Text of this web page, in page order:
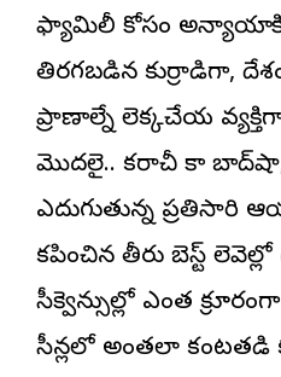
ఫ్యామిలీ కోసం
తిరగబడిన కుర్రాడిగా,
ప్రాణాల్నే లెక్కచేయని
మొదలై.. కరాచీ కా బాద్‌షా,
ఎదుగుతున్న ప్రతిసారి
కనిపించిన తీరు బెస్ట్
సీక్వెన్సుల్లో ఎంత
సీన్లలో అంతలా కంటతడి